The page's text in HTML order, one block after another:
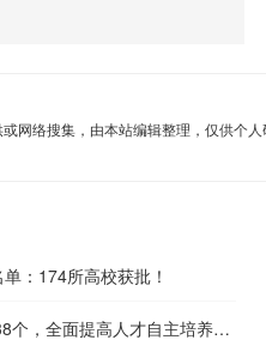
网络搜集，由本站编辑整理，仅供个
：174所高校获批！
个，全面提高人才自主培养质